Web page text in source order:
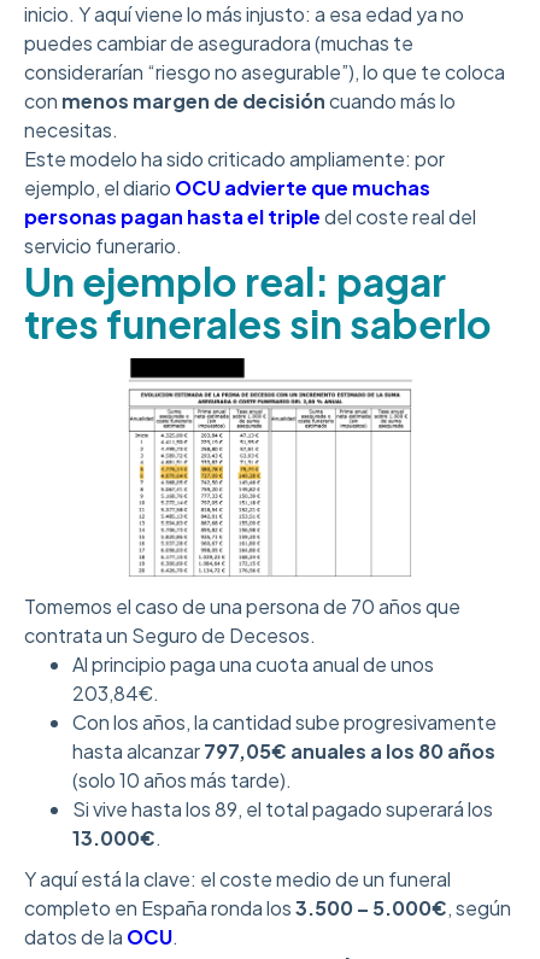
inicio. Y aquí viene lo más injusto: a esa edad ya no
puedes cambiar de aseguradora (muchas te
considerarían “riesgo no asegurable”), lo que te coloca
con menos margen de decisióncuando más lo
necesitas.
Este modelo ha sido criticado ampliamente: por
ejemplo, el diario OCUadvierte que muchas
personas pagan hasta el tripledel coste real del
servicio funerario.
Un ejemplo real: pagar
tres funerales sin saberlo
Tomemos el caso de una persona de 70 años que
contrata un Seguro de Decesos.
Al principio paga una cuota anual de unos
203,84€.
Con los años, la cantidad sube progresivamente
hasta alcanzar797,05€ anuales a los 80 años
(solo 10 años más tarde).
Si vive hasta los 89, el total pagado superará los
13.000€.
Y aquí está la clave: el coste medio de un funeral
completo en España ronda los3.500 – 5.000€, según
datos de la OCU.